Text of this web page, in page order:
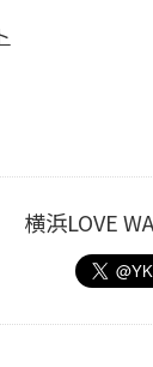
横浜LOVE